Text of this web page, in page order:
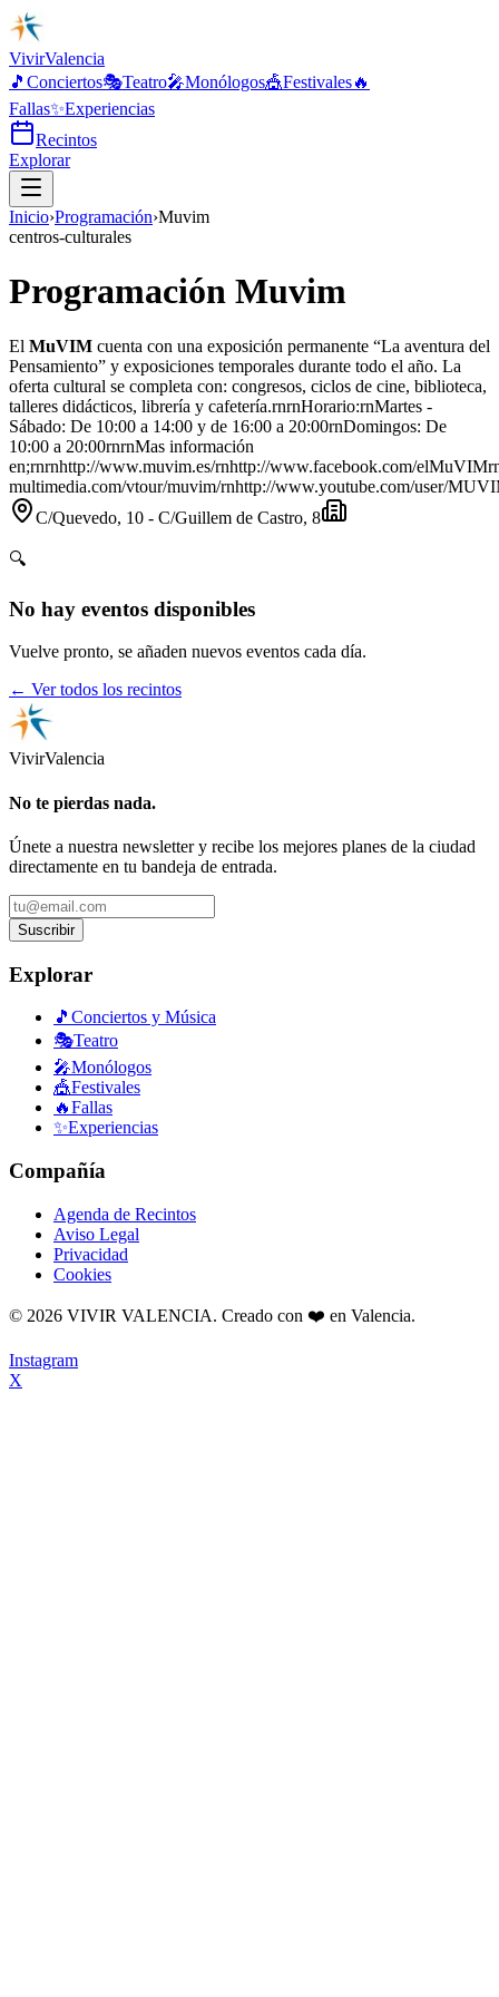
VivirValencia
🎵 Conciertos🎭Teatro🎤Monólogos🎪Festivales🔥
Fallas✨Experiencias
Recintos
Explorar
Inicio›Programación›Muvim
centros-culturales
Programación Muvim
El MuVIM cuenta con una exposición permanente “La aventura del
Pensamiento” y exposiciones temporales durante todo el año. La
oferta cultural se completa con: congresos, ciclos de cine, biblioteca,
talleres didácticos, librería y cafetería.rnrnHorario:rnMartes -
Sábado: De 10:00 a 14:00 y de 16:00 a 20:00rnDomingos: De
10:00 a 20:00rnrnMas información
en;rnrnhttp://www.muvim.es/rnhttp://www.facebook.com/
multimedia.com/vtour/muvim/rnhttp://www.youtube.com/user/
C/Quevedo, 10 - C/Guillem de Castro, 8
🔍
No hay eventos disponibles
Vuelve pronto, se añaden nuevos eventos cada día.
← Ver todos los recintos
VivirValencia
No te pierdas nada.
Únete a nuestra newsletter y recibe los mejores planes de la ciudad
directamente en tu bandeja de entrada.
Suscribir
Explorar
🎵 Conciertos y Música
🎭Teatro
🎤Monólogos
🎪Festivales
🔥Fallas
✨Experiencias
Compañía
Agenda de Recintos
Aviso Legal
Privacidad
Cookies
© 2026 VIVIR VALENCIA. Creado con ❤️ en Valencia.
Instagram
X